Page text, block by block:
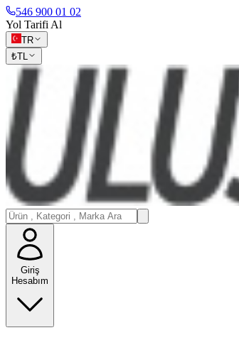
546 900 01 02
Yol Tarifi Al
TR
₺TL
Giriş
Hesabım